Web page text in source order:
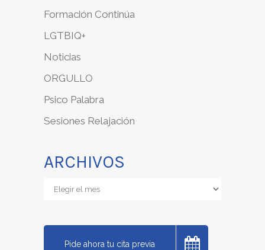
Formación Continúa
LGTBIQ+
Noticias
ORGULLO
Psico Palabra
Sesiones Relajación
ARCHIVOS
Archivos
Pide ahora tu cita previa